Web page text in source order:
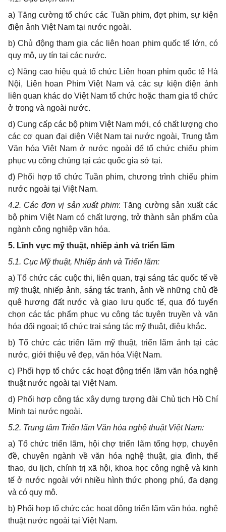
a) Tăng cường tổ chức các Tuần phim, đợt phim, sự kiện
điện ảnh Việt Nam tại nước ngoài.
b) Chủ động tham gia các liên hoan phim quốc tế lớn, có
quy mô, uy tín tại các nước.
c) Nâng cao hiệu quả tổ chức Liên hoan phim quốc tế Hà
Nội, Liên hoan Phim Việt Nam và các sự kiện điện ảnh
liên quan khác do Việt Nam tổ chức hoặc tham gia tổ chức
ở trong và ngoài nước.
d) Cung cấp các bộ phim Việt Nam mới, có chất lượng cho
các cơ quan đại diện Việt Nam tại nước ngoài, Trung tâm
Văn hóa Việt Nam ở nước ngoài để tổ chức chiếu phim
phục vụ công chúng tại các quốc gia sở tại.
đ) Phối hợp tổ chức Tuần phim, chương trình chiếu phim
nước ngoài tại Việt Nam.
4.2. Các đơn vị sản xuất phim: Tăng cường sản xuất các
bộ phim Việt Nam có chất lượng, trở thành sản phẩm của
ngành công nghiệp văn hóa.
5. Lĩnh vực mỹ thuật, nhiếp ảnh và triển lãm
5.1. Cục Mỹ thuật, Nhiếp ảnh và Triển lãm:
a) Tổ chức các cuộc thi, liên quan, trại sáng tác quốc tế về
mỹ thuật, nhiếp ảnh, sáng tác tranh, ảnh về những chủ đề
quê hương đất nước và giao lưu quốc tế, qua đó tuyển
chọn các tác phẩm phục vụ công tác tuyên truyền và văn
hóa đối ngoại; tổ chức trại sáng tác mỹ thuật, điêu khắc.
b) Tổ chức các triển lãm mỹ thuật, triển lãm ảnh tại các
nước, giới thiệu vẻ đẹp, văn hóa Việt Nam.
c) Phối hợp tổ chức các hoạt động triển lãm văn hóa nghệ
thuật nước ngoài tại Việt Nam.
d) Phối hợp công tác xây dựng tượng đài Chủ tịch Hồ Chí
Minh tại nước ngoài.
5.2. Trung tâm Triển lãm Văn hóa nghệ thuật Việt Nam:
a) Tổ chức triển lãm, hội chợ triển lãm tổng hợp, chuyên
đề, chuyên ngành về văn hóa nghệ thuật, gia đình, thể
thao, du lịch, chính trị xã hội, khoa học công nghệ và kinh
tế ở nước ngoài với nhiều hình thức phong phú, đa dạng
và có quy mô.
b) Phối hợp tổ chức các hoạt động triển lãm văn hóa, nghệ
thuật nước ngoài tại Việt Nam.